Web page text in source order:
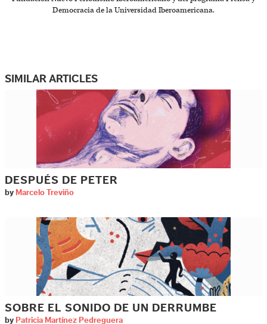
Democracia de la Universidad Iberoamericana.
SIMILAR ARTICLES
DESPUÉS DE PETER
by Marcelo Treviño
SOBRE EL SONIDO DE UN DERRUMBE
by Patricia Martínez Pedreguera